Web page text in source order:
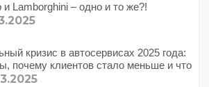
и Lamborghini – одно и то же?!
кризис в автосервисах 2025 года:
почему клиентов стало меньше и что